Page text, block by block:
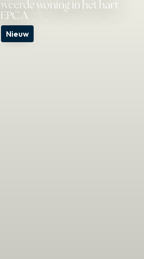
woning in het hart
A
Nieuw